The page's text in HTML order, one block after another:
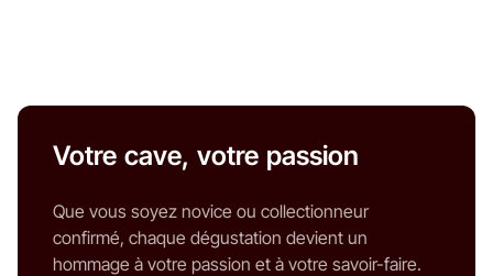
Votre cave, votre passion
Que vous soyez novice ou collectionneur
confirmé, chaque dégustation devient un
hommage à votre passion et à votre savoir-faire.